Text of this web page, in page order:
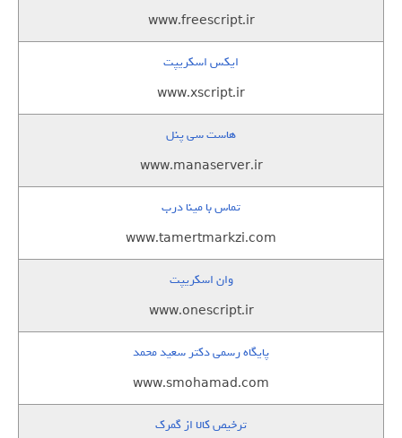
www.freescript.ir
ایکس اسکریپت
www.xscript.ir
هاست سی پنل
www.manaserver.ir
تماس با مینا درب
www.tamertmarkzi.com
وان اسکریپت
www.onescript.ir
پایگاه رسمی دکتر سعید محمد
www.smohamad.com
ترخیص کالا از گمرک